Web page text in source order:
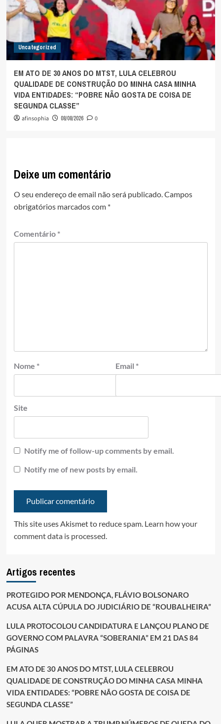
Uncategorized
EM ATO DE 30 ANOS DO MTST, LULA CELEBROU
QUALIDADE DE CONSTRUÇÃO DO MINHA CASA MINHA
VIDA ENTIDADES: “POBRE NÃO GOSTA DE COISA DE
SEGUNDA CLASSE”
afinsophia 08/08/2026 0
Deixe um comentário
O seu endereço de email não será publicado.Campos
obrigatórios marcados com *
Comentário *
Nome * Email *
Site
Notify me of follow-up comments by email.
Notify me of new posts by email.
This site uses Akismet to reduce spam. Learn how your
comment data is processed.
Artigos recentes
PROTEGIDO POR MENDONÇA, FLÁVIO BOLSONARO
ACUSA ALTA CÚPULA DO JUDICIÁRIO DE “ROUBALHEIRA”
LULA PROTOCOLOU CANDIDATURA E LANÇOU PLANO DE
GOVERNO COM PALAVRA “SOBERANIA” EM 21 DAS 84
PÁGINAS
EM ATO DE 30 ANOS DO MTST, LULA CELEBROU
QUALIDADE DE CONSTRUÇÃO DO MINHA CASA MINHA
VIDA ENTIDADES: “POBRE NÃO GOSTA DE COISA DE
SEGUNDA CLASSE”